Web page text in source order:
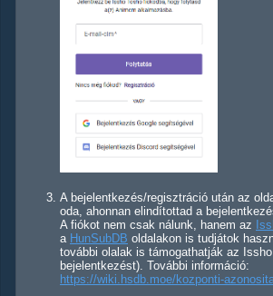
A bejelentkezés/regisztráció után az
oda, ahonnan elindítottad a
A fiókot nem csak nálunk, hanem az
a HunSubDB oldalakon is tudjátok
további olalak is támogathatják az
bejelentkezést). További információ:
https://wiki.hsdb.moe/kozponti-